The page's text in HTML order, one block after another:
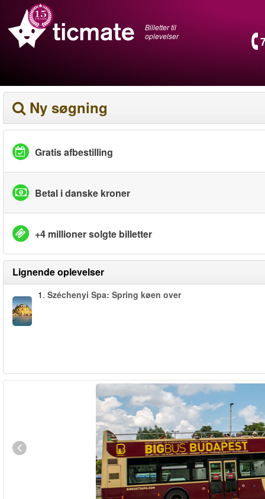
Billetter til
oplevelser
Ny søgning
Gratis afbestilling
Betal i danske kroner
+4 millioner solgte billetter
Lignende oplevelser
1. Széchenyi Spa: Spring køen over